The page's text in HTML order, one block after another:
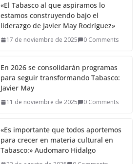
«El Tabasco al que aspiramos lo
estamos construyendo bajo el
liderazgo de Javier May Rodríguez»
17 de noviembre de 2025 0 Comments
En 2026 se consolidarán programas
para seguir transformando Tabasco:
Javier May
11 de noviembre de 2025 0 Comments
«Es importante que todos aportemos
para crecer en materia cultural en
Tabasco:» Audomaro Hidalgo